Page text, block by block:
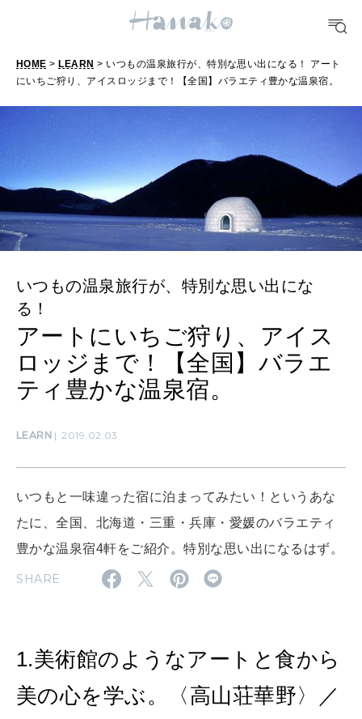
[12星座別] Monthly Love Holoscope
女神まり愛のタロットメッセージ
算命学がわかる今月のあなた
HEALTH
自分にやさしく
知る、考える
MAMA
ママもいろいろ
SUSTAINABLE
わたしができること
WORK&MONEY
2026年9月号「北海道 おいしく遊ぶ、夏のご褒美旅。」
2026年8月号『お茶の時間です。』
HOME > LEARN > いつもの温泉旅行が、特別な思い出になる！ アート
にいちご狩り、アイスロッジまで！【全国】バラエティ豊かな温泉宿。
いつもの温泉旅行が、特別な思い出にな
る！
アートにいちご狩り、アイス
ロッジまで！【全国】バラエ
ティ豊かな温泉宿。
LEARN 2019.02.03
いつもと一味違った宿に泊まってみたい！というあな
たに、全国、北海道・三重・兵庫・愛媛のバラエティ
豊かな温泉宿4軒をご紹介。特別な思い出になるはず。
SHARE
1.美術館のようなアートと食から
美の心を学ぶ。〈高山荘華野〉／